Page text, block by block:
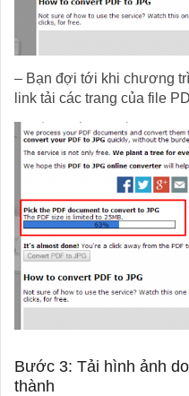
– Bạn đợi tới khi chương
link tải các trang của file
Bước 3: Tải hình ảnh
thành